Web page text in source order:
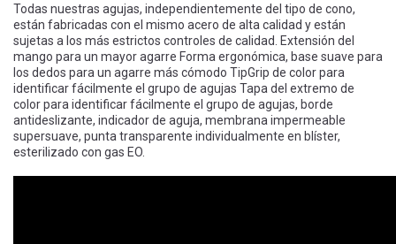
Todas nuestras agujas, independientemente del tipo de cono,
están fabricadas con el mismo acero de alta calidad y están
sujetas a los más estrictos controles de calidad. Extensión del
mango para un mayor agarre Forma ergonómica, base suave para
los dedos para un agarre más cómodo TipGrip de color para
identificar fácilmente el grupo de agujas Tapa del extremo de
color para identificar fácilmente el grupo de agujas, borde
antideslizante, indicador de aguja, membrana impermeable
supersuave, punta transparente individualmente en blíster,
esterilizado con gas EO.